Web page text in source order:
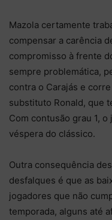
Mazola certamente
compensar a carência
compromisso à frente
sempre problemática,
contra o Carajás e
substituto Ronald, que
Com contusão grau 1,
véspera do clássico.
Outra consequência
desfalques é que as
jogadores que não
temporada, alguns até